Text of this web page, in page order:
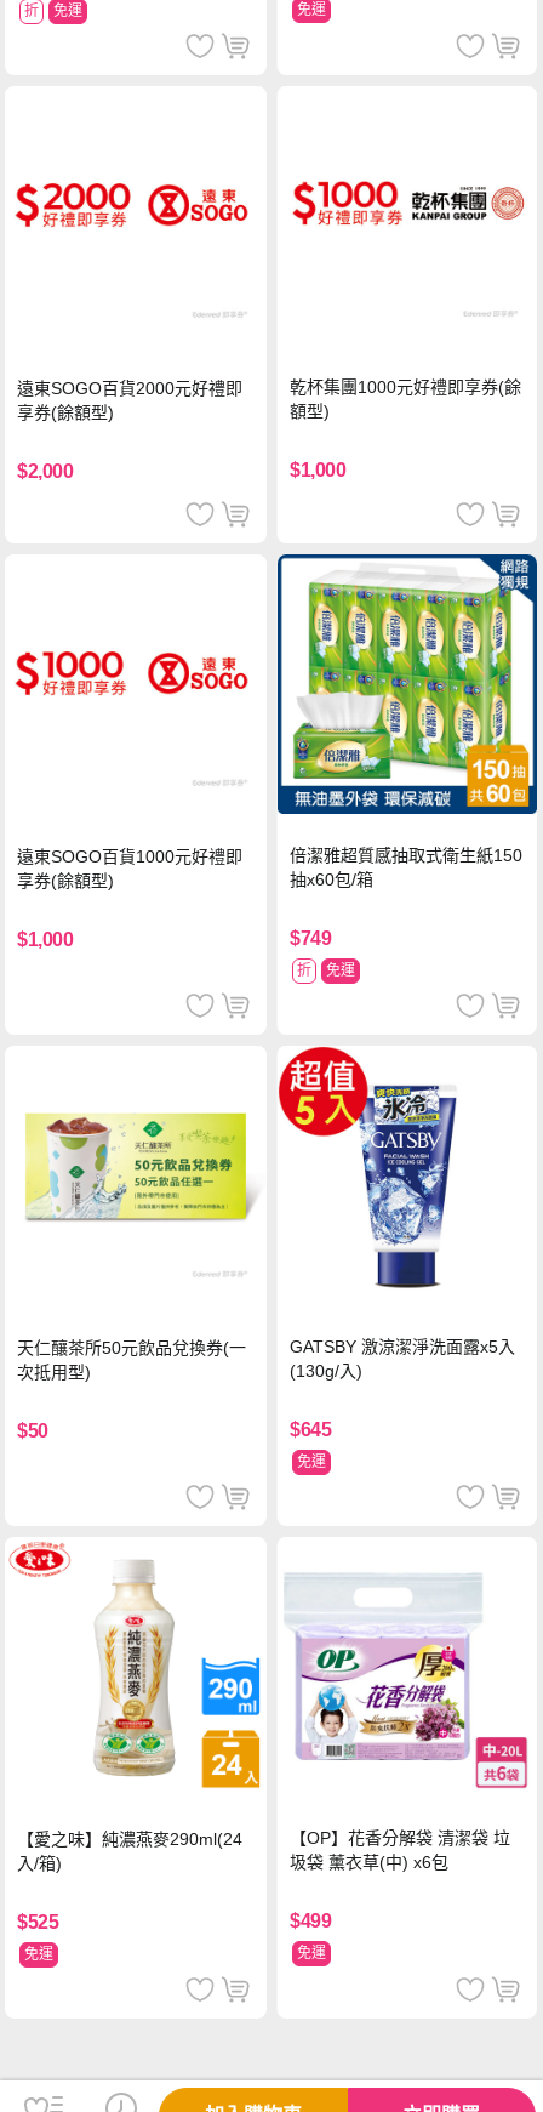
折 免運 免運
遠東SOGO百貨2000元好禮即
享券(餘額型)
$2,000
乾杯集團1000元好禮即享券(餘
額型)
$1,000
遠東SOGO百貨1000元好禮即
享券(餘額型)
$1,000
倍潔雅超質感抽取式衛生紙150
抽x60包/箱
$749
折 免運
天仁釀茶所50元飲品兌換券(一
次抵用型)
$50
GATSBY 激涼潔淨洗面露x5入
(130g/入)
$645
免運
【愛之味】純濃燕麥290ml(24
入/箱)
$525
免運
【OP】花香分解袋 清潔袋 垃
圾袋 薰衣草(中) x6包
$499
免運